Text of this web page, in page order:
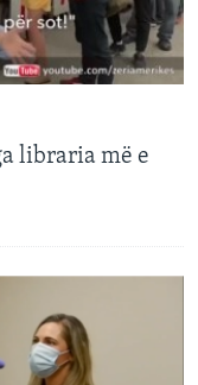
libraria më e